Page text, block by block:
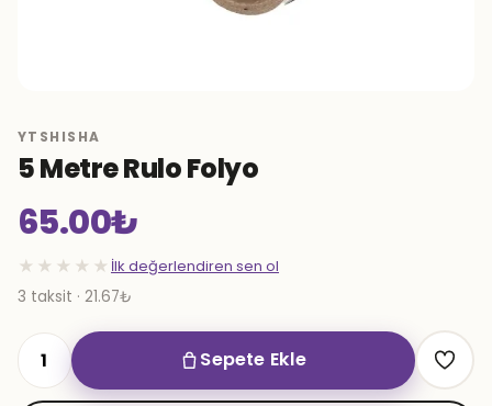
YTSHISHA
5 Metre Rulo Folyo
65.00₺
★★★★★ İlk değerlendiren sen ol
3 taksit · 21.67₺
5
Metre
Sepete Ekle